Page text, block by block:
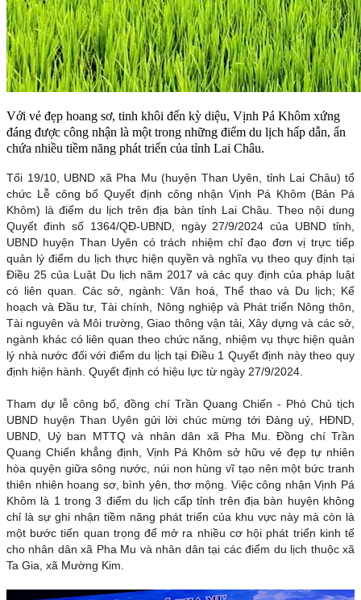
Với vẻ đẹp hoang sơ, tinh khôi đến kỳ diệu, Vịnh Pá Khôm xứng
đáng được công nhận là một trong những điểm du lịch hấp dẫn, ẩn
chứa nhiều tiềm năng phát triển của tỉnh Lai Châu.
Tối 19/10, UBND xã Pha Mu (huyện Than Uyên, tỉnh Lai Châu) tổ
chức Lễ công bố Quyết định công nhận Vịnh Pá Khôm (Bản Pá
Khôm) là điểm du lịch trên địa bàn tỉnh Lai Châu. Theo nội dung
Quyết đinh số 1364/QĐ-UBND, ngày 27/9/2024 của UBND tỉnh,
UBND huyện Than Uyên có trách nhiệm chỉ đạo đơn vị trực tiếp
quản lý điểm du lịch thực hiện quyền và nghĩa vụ theo quy định tại
Điều 25 của Luật Du lịch năm 2017 và các quy định của pháp luật
có liên quan. Các sở, ngành: Văn hoá, Thể thao và Du lịch; Kế
hoạch và Đầu tư, Tài chính, Nông nghiệp và Phát triển Nông thôn,
Tài nguyên và Môi trường, Giao thông vận tải, Xây dựng và các sở,
ngành khác có liên quan theo chức năng, nhiệm vụ thực hiện quản
lý nhà nước đối với điểm du lịch tại Điều 1 Quyết định này theo quy
định hiện hành. Quyết định có hiệu lực từ ngày 27/9/2024.
Tham dự lễ công bố, đồng chí Trần Quang Chiến - Phó Chủ tịch
UBND huyện Than Uyên gửi lời chúc mừng tới Đảng uỷ, HĐND,
UBND, Uỷ ban MTTQ và nhân dân xã Pha Mu. Đồng chí Trần
Quang Chiến khẳng định, Vịnh Pá Khôm sở hữu vẻ đẹp tự nhiên
hòa quyện giữa sông nước, núi non hùng vĩ tạo nên một bức tranh
thiên nhiên hoang sơ, bình yên, thơ mộng. Việc công nhận Vịnh Pá
Khôm là 1 trong 3 điểm du lịch cấp tỉnh trên địa bàn huyện không
chỉ là sự ghi nhận tiềm năng phát triển của khu vực này mà còn là
một bước tiến quan trọng để mở ra nhiều cơ hội phát triển kinh tế
cho nhân dân xã Pha Mu và nhân dân tại các điểm du lịch thuộc xã
Ta Gia, xã Mường Kim.